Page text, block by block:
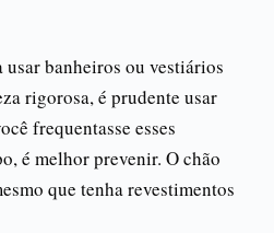
usar banheiros ou vestiários
rigorosa, é prudente usar
frequentasse esses
é melhor prevenir. O chão
que tenha revestimentos